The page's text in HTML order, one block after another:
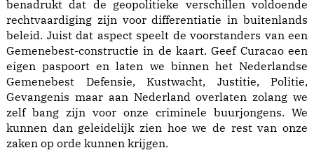
benadrukt dat de geopolitieke verschillen voldoende
rechtvaardiging zijn voor differentiatie in buitenlands
beleid. Juist dat aspect speelt de voorstanders van een
Gemenebest-constructie in de kaart. Geef Curacao een
eigen paspoort en laten we binnen het Nederlandse
Gemenebest Defensie, Kustwacht, Justitie, Politie,
Gevangenis maar aan Nederland overlaten zolang we
zelf bang zijn voor onze criminele buurjongens. We
kunnen dan geleidelijk zien hoe we de rest van onze
zaken op orde kunnen krijgen.